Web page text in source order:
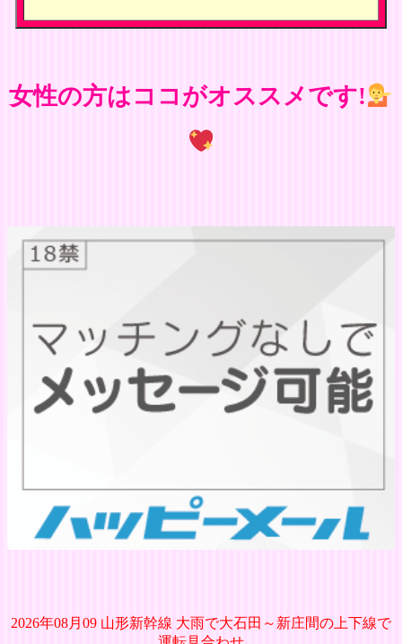
女性の方はココがオススメです!
2026年08月09 山形新幹線 大雨で大石田～新庄間の上下線で